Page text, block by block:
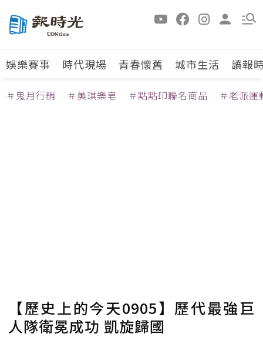
娛樂賽事 時代現場 青春懷舊 城市生活 讀報
＃鬼月行銷 ＃美琪樂皂 ＃點點印聯名商品 ＃老派運
【歷史上的今天0905】歷代最強巨
人隊衛冕成功 凱旋歸國